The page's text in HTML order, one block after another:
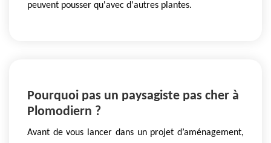
peuvent pousser qu'avec d'autres plantes.
Pourquoi pas un paysagiste pas cher à
Plomodiern ?
Avant de vous lancer dans un projet d’aménagement,